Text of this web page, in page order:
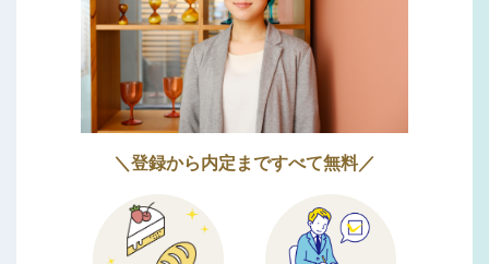
＼登録から内定まですべて無料／